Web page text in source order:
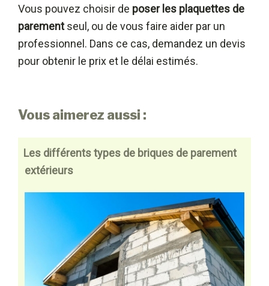
Vous pouvez choisir de poser les plaquettes de
parementseul, ou de vous faire aider par un
professionnel. Dans ce cas, demandez un devis
pour obtenir le prix et le délai estimés.
Vous aimerez aussi :
Les différents types de briques de parement
extérieurs